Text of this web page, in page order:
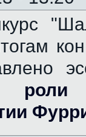
роли